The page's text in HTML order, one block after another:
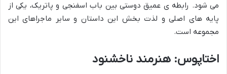
می شود. رابطه ی عمیق دوستی بین باب اسفنجی و پاتریک، یکی از
پایه های اصلی و لذت بخش این داستان و سایر ماجراهای این
مجموعه است.
اختاپوس: هنرمند ناخشنود